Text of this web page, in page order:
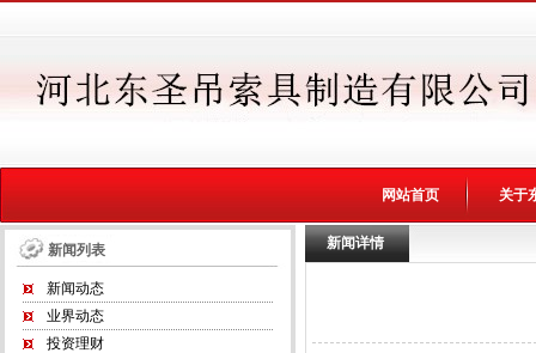
关于
网站首页
新闻列表
新闻动态
业界动态
投资理财
新闻详情